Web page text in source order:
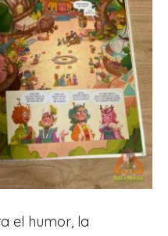
el humor, la